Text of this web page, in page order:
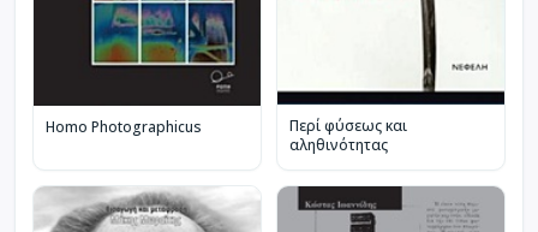
Homo Photographicus
Περί φύσεως και
αληθινότητας